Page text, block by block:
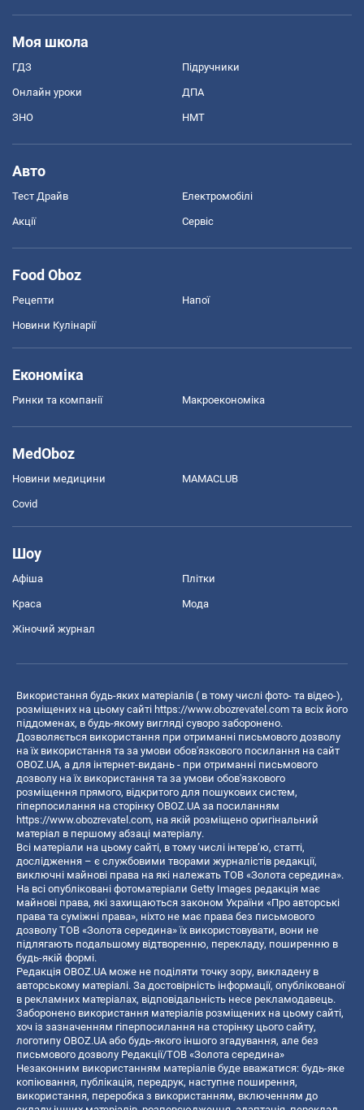
Моя школа
ГДЗ Підручники
Онлайн уроки ДПА
ЗНО НМТ
Авто
Тест Драйв Електромобілі
Акції Сервіс
Food Oboz
Рецепти Напої
Новини Кулінарії
Економіка
Ринки та компанії Макроекономіка
MedOboz
Новини медицини MAMACLUB
Covid
Шоу
Афіша Плітки
Краса Мода
Жіночий журнал
Використання будь-яких матеріалів ( в тому числі фото- та відео-),
розміщених на цьому сайті https://www.obozrevatel.com та всіх його
піддоменах, в будь-якому вигляді суворо заборонено.
Дозволяється використання при отриманні письмового дозволу
на їх використання та за умови обов'язкового посилання на сайт
OBOZ.UA, а для інтернет-видань - при отриманні письмового
дозволу на їх використання та за умови обов'язкового
розміщення прямого, відкритого для пошукових систем,
гіперпосилання на сторінку OBOZ.UA за посиланням
https://www.obozrevatel.com, на якій розміщено оригінальний
матеріал в першому абзаці матеріалу.
Всі матеріали на цьому сайті, в тому числі інтерв’ю, статті,
дослідження – є службовими творами журналістів редакції,
виключні майнові права на які належать ТОВ «Золота середина».
На всі опубліковані фотоматеріали Getty Images редакція має
майнові права, які захищаються законом України «Про авторські
права та суміжні права», ніхто не має права без письмового
дозволу ТОВ «Золота середина» їх використовувати, вони не
підлягають подальшому відтворенню, перекладу, поширенню в
будь-якій формі.
Редакція OBOZ.UA може не поділяти точку зору, викладену в
авторському матеріалі. За достовірність інформації, опублікованої
в рекламних матеріалах, відповідальність несе рекламодавець.
Заборонено використання матеріалів розміщених на цьому сайті,
хоч із зазначенням гіперпосилання на сторінку цього сайту,
логотипу OBOZ.UA або будь-якого іншого згадування, але без
письмового дозволу Редакції/ТОВ «Золота середина»
Незаконним використанням матеріалів буде вважатися: будь-яке
копiювання, публiкацiя, передрук, наступне поширення,
використання, переробка з використанням, включенням до